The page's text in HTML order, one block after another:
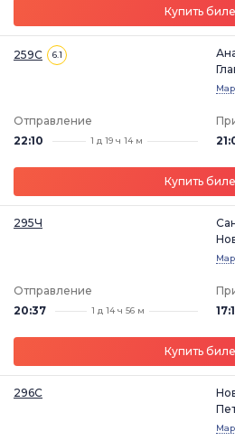
Купить
259С 6.1
Отправление
22:10
1 д 19 ч 14 м
Купить
295Ч
Отправление
20:37
1 д 14 ч 56 м
Купить
296С